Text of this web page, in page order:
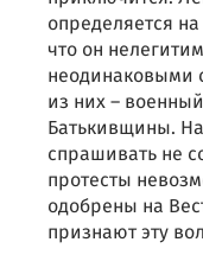
определяется
что он
неодинаковыми
из них –
Батькивщины.
спрашивать не
протесты
одобрены на
признают эту